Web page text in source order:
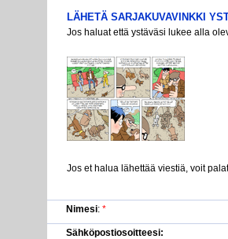
LÄHETÄ SARJAKUVAVINKKI
Jos haluat että ystäväsi lukee alla
Jos et halua lähettää viestiä, voit
Nimesi: *
Sähköpostiosoitteesi: